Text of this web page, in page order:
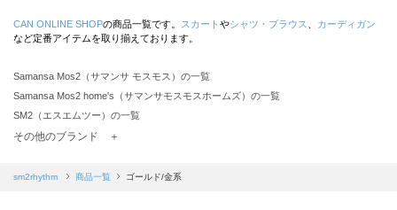
CAN ONLINE SHOPの商品一覧です。 スカート やシャツ・ブラウス
カーディガン
など定番アイテムを取り揃えております。
Samansa Mos2（サマンサ モスモス）の一覧
Samansa Mos2 home's（サマンサモスモスホームズ）の一覧
SM2（エスエムツー）の一覧
TSUHARU by Samansa Mos2（ツハルバイサマンサモスモス）の一覧
Samansa Mos2 blue（サマンサモスモス ブルー）の一覧
その他のブランド ＋
sm2rhythm 商品一覧 ゴールド/金系